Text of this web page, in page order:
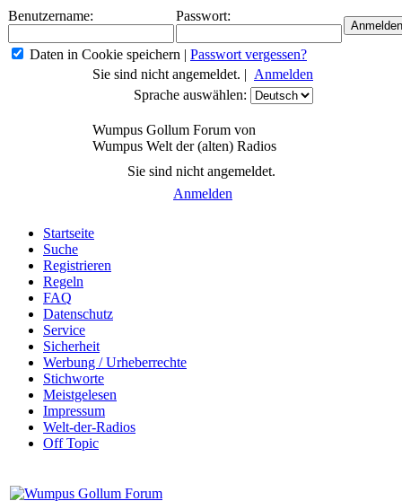
Benutzername: Passwort:
Daten in Cookie speichern | Passwort vergessen?
Sie sind nicht angemeldet. | Anmelden
Sprache auswählen:
Wumpus Gollum Forum von
Wumpus Welt der (alten) Radios
Sie sind nicht angemeldet.
Anmelden
Startseite
Suche
Registrieren
Regeln
FAQ
Datenschutz
Service
Sicherheit
Werbung / Urheberrechte
Stichworte
Meistgelesen
Impressum
Welt-der-Radios
Off Topic